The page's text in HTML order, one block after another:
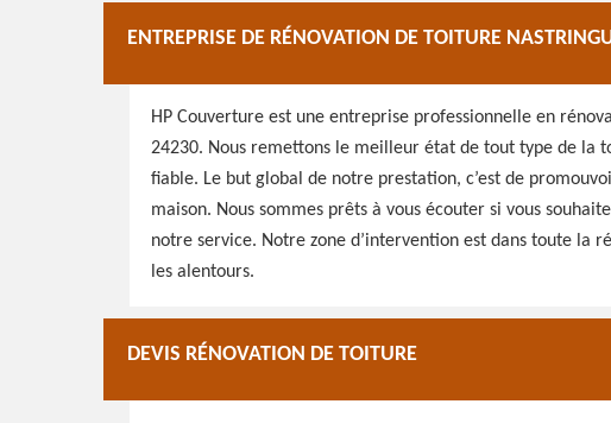
ENTREPRISE DE RÉNOVATION DE TOITURE
HP Couverture est une entreprise professionnelle en
24230. Nous remettons le meilleur état de tout type de la
fiable. Le but global de notre prestation, c’est de
maison. Nous sommes prêts à vous écouter si vous
notre service. Notre zone d’intervention est dans toute la
les alentours.
DEVIS RÉNOVATION DE TOITURE